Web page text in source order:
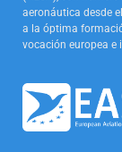
aeronáutica desde
a la óptima
vocación europea e